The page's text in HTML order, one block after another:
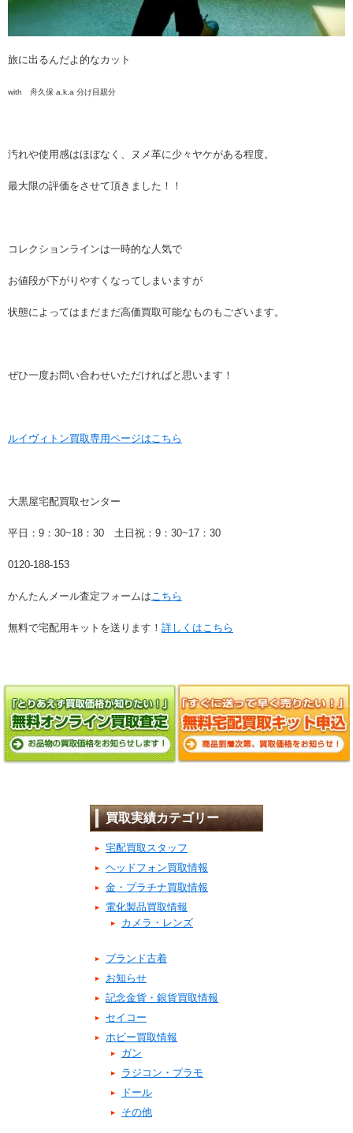
旅に出るんだよ的なカット
with 舟久保 a.k.a 分け目親分
汚れや使用感はほぼなく、ヌメ革に少々ヤケがある程度。
最大限の評価をさせて頂きました！！
コレクションラインは一時的な人気で
お値段が下がりやすくなってしまいますが
状態によってはまだまだ高価買取可能なものもございます。
ぜひ一度お問い合わせいただければと思います！
ルイヴィトン買取専用ページはこちら
大黒屋宅配買取センター
平日：9：30~18：30 土日祝：9：30~17：30
0120-188-153
かんたんメール査定フォームはこちら
無料で宅配用キットを送ります！ 詳しくはこちら
買取実績カテゴリー
宅配買取スタッフ
ヘッドフォン買取情報
金・プラチナ買取情報
電化製品買取情報
カメラ・レンズ
ブランド古着
お知らせ
記念金貨・銀貨買取情報
セイコー
ホビー買取情報
ガン
ラジコン・プラモ
ドール
その他